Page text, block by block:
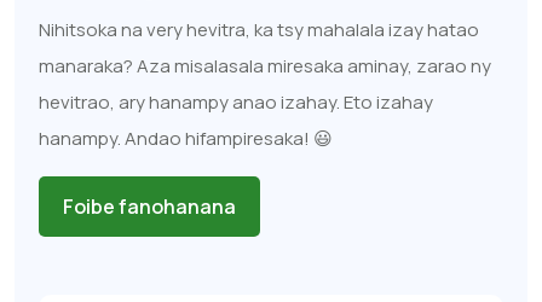
Nihitsoka na very hevitra, ka tsy mahalala izay hatao
manaraka? Aza misalasala miresaka aminay, zarao ny
hevitrao, ary hanampy anao izahay. Eto izahay
hanampy. Andao hifampiresaka! 😃
Foibe fanohanana